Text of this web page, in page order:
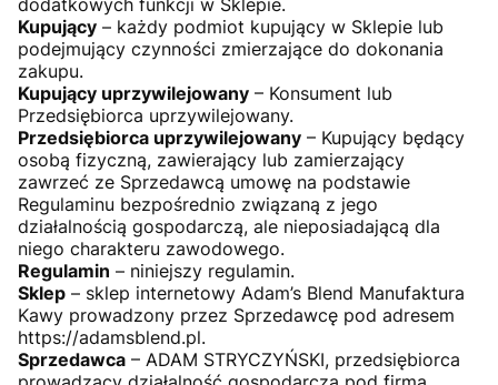
Kupujący – każdy podmiot kupujący w Sklepie lub
podejmujący czynności zmierzające do dokonania
zakupu.
Kupujący uprzywilejowany – Konsument lub
Przedsiębiorca uprzywilejowany.
Przedsiębiorca uprzywilejowany – Kupujący będący
osobą fizyczną, zawierający lub zamierzający
zawrzeć ze Sprzedawcą umowę na podstawie
Regulaminu bezpośrednio związaną z jego
działalnością gospodarczą, ale nieposiadającą dla
niego charakteru zawodowego.
Regulamin – niniejszy regulamin.
Sklep – sklep internetowy Adam’s Blend Manufaktura
Kawy prowadzony przez Sprzedawcę pod adresem
https://adamsblend.pl.
Sprzedawca – ADAM STRYCZYŃSKI, przedsiębiorca